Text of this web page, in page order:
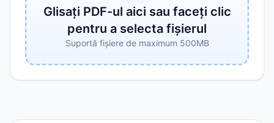
Glisați PDF-ul aici sau faceți clic
pentru a selecta fișierul
Suportă fișiere de maximum 500MB